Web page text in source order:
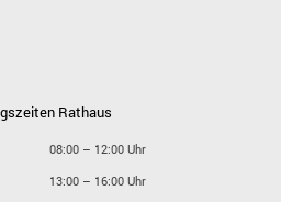
Rathaus
08:00 – 12:00 Uhr
13:00 – 16:00 Uhr